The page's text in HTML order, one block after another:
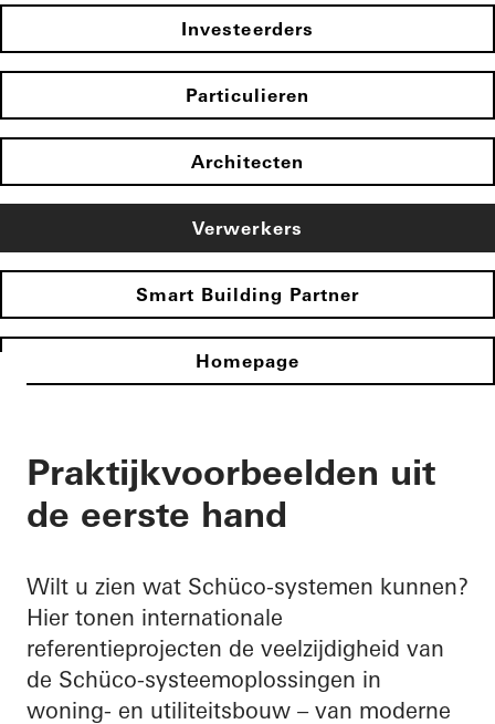
Investeerders
Particulieren
Architecten
Verwerkers
Smart Building Partner
Homepage
Praktijkvoorbeelden uit
de eerste hand
Wilt u zien wat Schüco-systemen kunnen?
Hier tonen internationale
referentieprojecten de veelzijdigheid van
de Schüco-systeemoplossingen in
woning- en utiliteitsbouw – van moderne